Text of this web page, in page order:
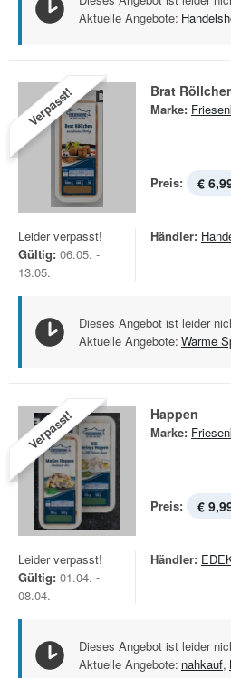
Aktuelle Angebote:
Verpasst! Brat
Marke:
Preis: €
Leider verpasst!
Gültig: 06.05. -
13.05.
Händler:
Dieses Angebot ist leider
Aktuelle Angebote: Warme
Verpasst! Happen
Marke:
Preis: €
Leider verpasst!
Gültig: 01.04. -
08.04.
Händler:
Dieses Angebot ist leider
Aktuelle Angebote: nahkauf,